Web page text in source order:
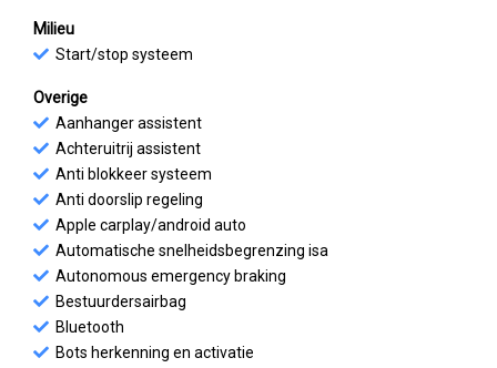
Milieu
Start/stop systeem
Overige
Aanhanger assistent
Achteruitrij assistent
Anti blokkeer systeem
Anti doorslip regeling
Apple carplay/android auto
Automatische snelheidsbegrenzing isa
Autonomous emergency braking
Bestuurdersairbag
Bluetooth
Bots herkenning en activatie